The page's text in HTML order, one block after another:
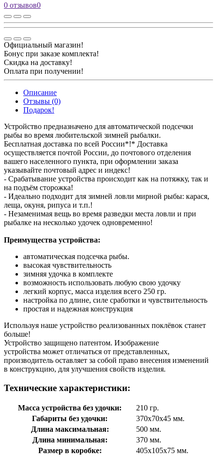
0 отзывов0
Официальный магазин!
Бонус при заказе комплекта!
Скидка на доставку!
Оплата при получении!
Описание
Отзывы (0)
Подарок!
Устройство предназначено для автоматической подсечки
рыбы во время любительской зимней рыбалки.
Бесплатная доставка по всей России*!* Доставка
осуществляется почтой России, до почтового отделения
вашего населенного пункта, при оформлении заказа
указывайте почтовый адрес и индекс!
- Срабатывание устройства происходит как на потяжку, так и
на подъём сторожка!
- Идеально подходит для зимней ловли мирной рыбы: карася,
леща, окуня, рипуса и т.п.!
- Незаменимая вещь во время разведки места ловли и при
рыбалке на несколько удочек одновременно!
Преимущества устройства:
автоматическая подсечка рыбы.
высокая чувствительность
зимняя удочка в комплекте
возможность использовать любую свою удочку
легкий корпус, масса изделия всего 250 гр.
настройка по длине, силе сработки и чувствительность
простая и надежная конструкция
Используя наше устройство реализованных поклёвок станет
больше!
Устройство защищено патентом. Изображение
устройства может отличаться от представленных,
производитель оставляет за собой право внесения изменений
в конструкцию, для улучшения свойств изделия.
Технические характеристики:
Масса устройства без удочки:
210 гр.
Габариты без удочки:
370х70х45 мм.
Длина максимальная:
500 мм.
Длина минимальная:
370 мм.
Размер в коробке:
405х105х75 мм.